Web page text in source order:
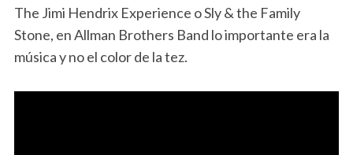
The Jimi Hendrix Experience o Sly & the Family
Stone, en Allman Brothers Band lo importante era la
música y no el color de la tez.